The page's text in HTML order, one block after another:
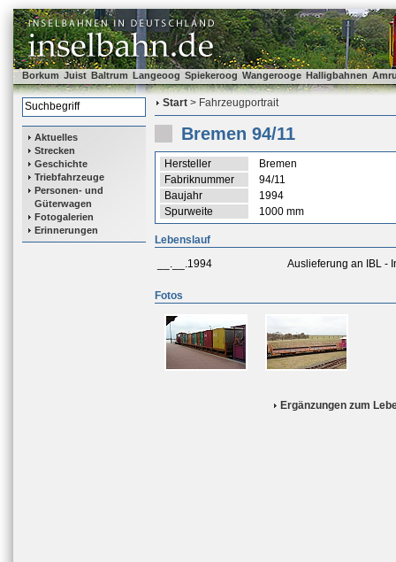
Borkum Juist Baltrum Langeoog Spiekeroog Wangerooge Halligbahnen
Aktuelles
Strecken
Geschichte
Triebfahrzeuge
Personen- und
Güterwagen
Fotogalerien
Erinnerungen
Start > Fahrzeugportrait
Bremen 94/11
Hersteller
Bremen
Fabriknummer
94/11
Baujahr
1994
Spurweite
1000 mm
Lebenslauf
__.__.1994
Auslieferung an IBL -
Fotos
Ergänzungen zum